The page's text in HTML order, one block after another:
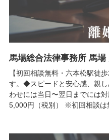
馬場総合法律事務所 馬場
【初回相談無料・六本松駅徒
す。◆スピードと安心感、親
わせには当日〜翌日までには
5,000円（税別） ※初回相談は